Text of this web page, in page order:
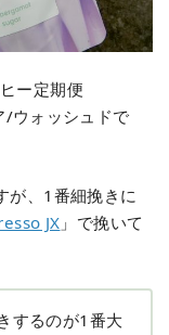
ー定期便
/ウォッシュドで
が、1番細挽きに
JX 」で挽いて
するのが1番大